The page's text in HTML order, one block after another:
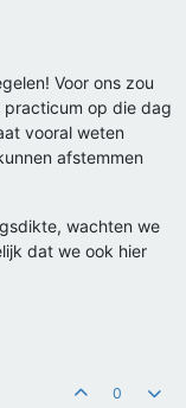
Voor ons zou
practicum op die dag
vooral weten
afstemmen
wachten we
dat we ook hier
0